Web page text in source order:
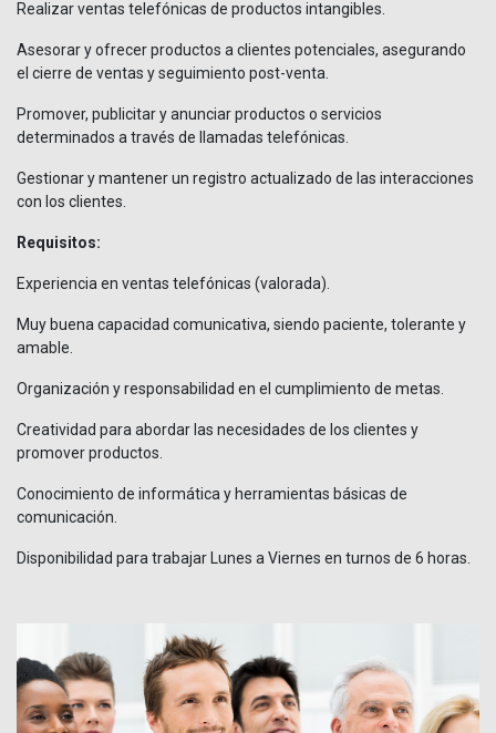
Realizar ventas telefónicas de productos intangibles.
Asesorar y ofrecer productos a clientes potenciales, asegurando
el cierre de ventas y seguimiento post-venta.
Promover, publicitar y anunciar productos o servicios
determinados a través de llamadas telefónicas.
Gestionar y mantener un registro actualizado de las interacciones
con los clientes.
Requisitos:
Experiencia en ventas telefónicas (valorada).
Muy buena capacidad comunicativa, siendo paciente, tolerante y
amable.
Organización y responsabilidad en el cumplimiento de metas.
Creatividad para abordar las necesidades de los clientes y
promover productos.
Conocimiento de informática y herramientas básicas de
comunicación.
Disponibilidad para trabajar Lunes a Viernes en turnos de 6 horas.